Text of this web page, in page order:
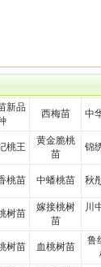
新品
西梅苗 中
桃王
黄金脆桃
苗
锦
桃苗 中蟠桃苗 秋
树苗
嫁接桃树
苗
川
树苗 血桃树苗
鲁